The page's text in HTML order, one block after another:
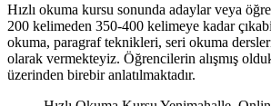
Hızlı okuma kursu sonunda adaylar veya
200 kelimeden 350-400 kelimeye kadar
okuma, paragraf teknikleri, seri okuma
olarak vermekteyiz. Öğrencilerin alışmış
üzerinden birebir anlatılmaktadır.